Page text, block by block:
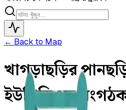
← Back to Map
খাগড়াছড়ির
ইউপিডিএফ সংগঠক